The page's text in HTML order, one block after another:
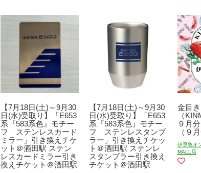
【7月18日(土)～9月30
日(水)受取り】「E653
系『583系色』モチー
フ ステンレスカード
ミラー」引き換えチケ
ット＠酒田駅 ステン
レスカードミラー引き
換えチケット＠酒田駅
【7月18日(土)～9月30
日(水)受取り】「E653
系『583系色』モチー
フ ステンレスタンブ
ラー」引き換えチケッ
ト＠酒田駅 ステンレ
スタンブラー引き換え
チケット＠酒田駅
金目
（
９月
（９月
伊豆急オ
MALL店